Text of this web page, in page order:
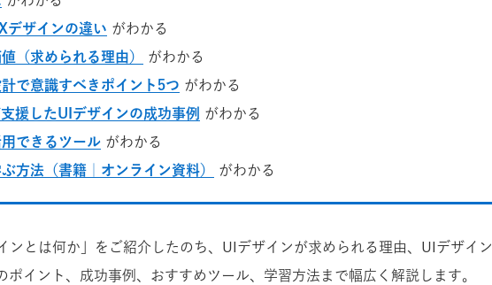
デザインの違い がわかる
（求められる理由）
がわかる
で意識すべきポイント5つ がわかる
援したUIデザインの成功事例 がわかる
できるツール がわかる
方法（書籍｜オンライン資料） がわかる
ンとは何か」をご紹介したのち、UIデザインが求められる理由、UIデザイン
ポイント、成功事例、おすすめツール、学習方法まで幅広く解説します。